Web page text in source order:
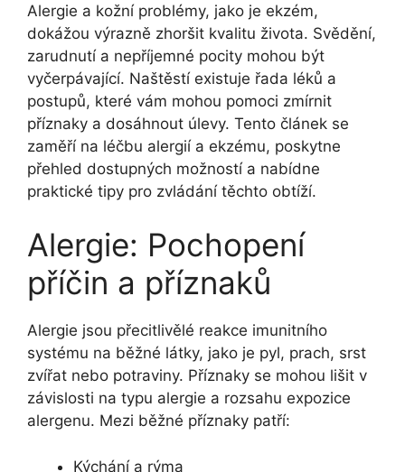
Alergie a kožní problémy, jako je ekzém,
dokážou výrazně zhoršit kvalitu života. Svědění,
zarudnutí a nepříjemné pocity mohou být
vyčerpávající. Naštěstí existuje řada léků a
postupů, které vám mohou pomoci zmírnit
příznaky a dosáhnout úlevy. Tento článek se
zaměří na léčbu alergií a ekzému, poskytne
přehled dostupných možností a nabídne
praktické tipy pro zvládání těchto obtíží.
Alergie: Pochopení
příčin a příznaků
Alergie jsou přecitlivělé reakce imunitního
systému na běžné látky, jako je pyl, prach, srst
zvířat nebo potraviny. Příznaky se mohou lišit v
závislosti na typu alergie a rozsahu expozice
alergenu. Mezi běžné příznaky patří:
Kýchání a rýma